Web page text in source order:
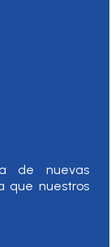
de nuevas
que nuestros